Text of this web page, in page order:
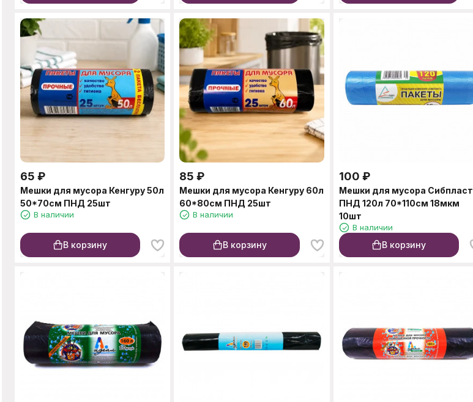
65 ₽
Мешки для мусора Кенгуру 50л
50*70см ПНД 25шт
В наличии
В корзину
85 ₽
Мешки для мусора Кенгуру 60л
60*80см ПНД 25шт
В наличии
В корзину
100 ₽
Мешки для мусора Сибпласт
ПНД 120л 70*110см 18мкм
10шт
В наличии
В корзину